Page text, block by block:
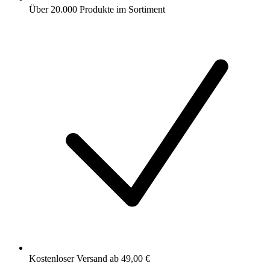
Über 20.000 Produkte im Sortiment
Kostenloser Versand ab 49,00 €